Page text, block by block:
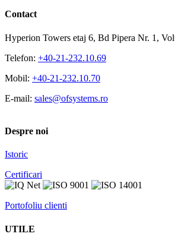
Contact
Hyperion Towers etaj 6, Bd Pipera Nr. 1,
Telefon: +40-21-232.10.69
Mobil: +40-21-232.10.70
E-mail: sales@ofsystems.ro
Despre noi
Istoric
Certificari
Portofoliu clienti
UTILE